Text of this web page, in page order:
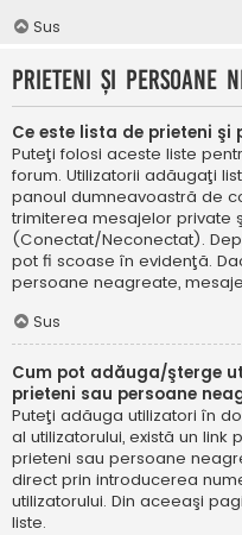
Sus
Prieteni şi persoane
Ce este lista de prieteni şi
Puteţi folosi aceste liste
forum. Utilizatorii adăugaţi
panoul dumneavoastră de
trimiterea mesajelor private
(Conectat/Neconectat).
pot fi scoase în evidenţă.
persoane neagreate,
Sus
Cum pot adăuga/şterge
prieteni sau persoane
Puteţi adăuga utilizatori în
al utilizatorului, există un
prieteni sau persoane
direct prin introducerea
utilizatorului. Din aceeaşi
liste.